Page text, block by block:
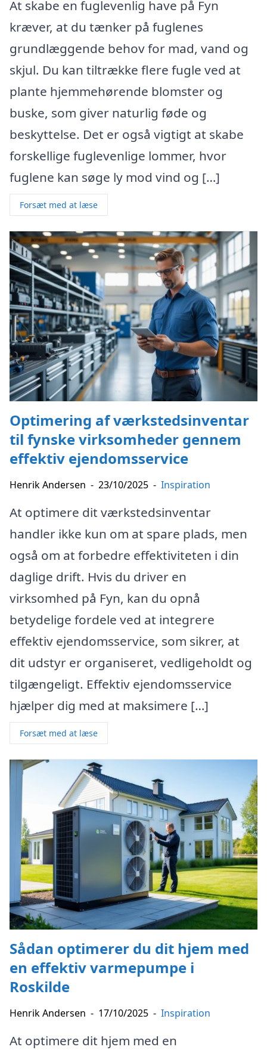
At skabe en fuglevenlig have på Fyn
kræver, at du tænker på fuglenes
grundlæggende behov for mad, vand og
skjul. Du kan tiltrække flere fugle ved at
plante hjemmehørende blomster og
buske, som giver naturlig føde og
beskyttelse. Det er også vigtigt at skabe
forskellige fuglevenlige lommer, hvor
fuglene kan søge ly mod vind og […]
Forsæt med at læse
Optimering af værkstedsinventar
til fynske virksomheder gennem
effektiv ejendomsservice
Henrik Andersen - 23/10/2025 - Inspiration
At optimere dit værkstedsinventar
handler ikke kun om at spare plads, men
også om at forbedre effektiviteten i din
daglige drift. Hvis du driver en
virksomhed på Fyn, kan du opnå
betydelige fordele ved at integrere
effektiv ejendomsservice, som sikrer, at
dit udstyr er organiseret, vedligeholdt og
tilgængeligt. Effektiv ejendomsservice
hjælper dig med at maksimere […]
Forsæt med at læse
Sådan optimerer du dit hjem med
en effektiv varmepumpe i
Roskilde
Henrik Andersen - 17/10/2025 - Inspiration
At optimere dit hjem med en